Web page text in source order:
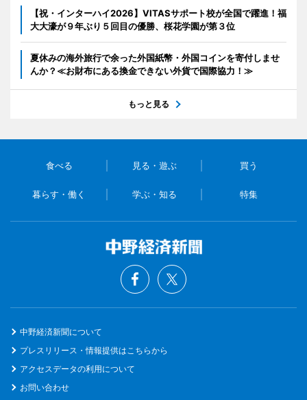
【祝・インターハイ2026】VITASサポート校が全国で躍進！福
大大濠が９年ぶり５回目の優勝、桜花学園が第３位
夏休みの海外旅行で余った外国紙幣・外国コインを寄付しませ
んか？≪お財布にある換金できない外貨で国際協力！≫
もっと見る
食べる 見る・遊ぶ 買う
暮らす・働く 学ぶ・知る 特集
中野経済新聞について
プレスリリース・情報提供はこちらから
アクセスデータの利用について
お問い合わせ